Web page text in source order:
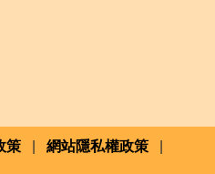
策 網站隱私權政策